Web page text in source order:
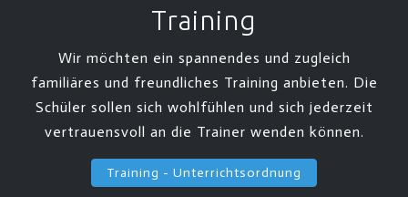
Training
Wir möchten ein spannendes und zugleich
familiäres und freundliches Training anbieten. Die
Schüler sollen sich wohlfühlen und sich jederzeit
vertrauensvoll an die Trainer wenden können.
Training - Unterrichtsordnung